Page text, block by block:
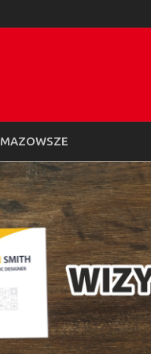
MAZOWSZE